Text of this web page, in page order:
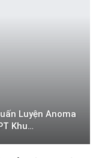
Luyện Anoma
Khu…